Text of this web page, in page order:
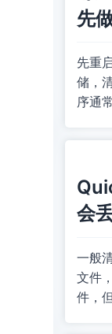
先
先重
储，
序通
会
一般
文件
件，